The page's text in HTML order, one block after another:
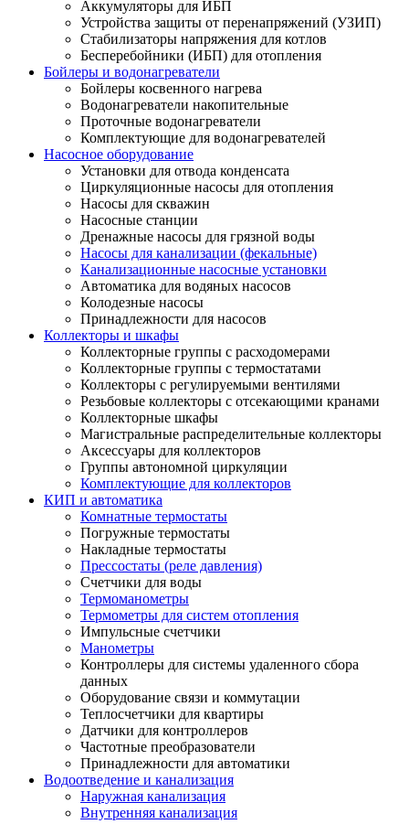
Аккумуляторы для ИБП
Устройства защиты от перенапряжений (УЗИП)
Стабилизаторы напряжения для котлов
Бесперебойники (ИБП) для отопления
Бойлеры и водонагреватели
Бойлеры косвенного нагрева
Водонагреватели накопительные
Проточные водонагреватели
Комплектующие для водонагревателей
Насосное оборудование
Установки для отвода конденсата
Циркуляционные насосы для отопления
Насосы для скважин
Насосные станции
Дренажные насосы для грязной воды
Насосы для канализации (фекальные)
Канализационные насосные установки
Автоматика для водяных насосов
Колодезные насосы
Принадлежности для насосов
Коллекторы и шкафы
Коллекторные группы с расходомерами
Коллекторные группы с термостатами
Коллекторы с регулируемыми вентилями
Резьбовые коллекторы с отсекающими кранами
Коллекторные шкафы
Магистральные распределительные коллекторы
Аксессуары для коллекторов
Группы автономной циркуляции
Комплектующие для коллекторов
КИП и автоматика
Комнатные термостаты
Погружные термостаты
Накладные термостаты
Прессостаты (реле давления)
Счетчики для воды
Термоманометры
Термометры для систем отопления
Импульсные счетчики
Манометры
Контроллеры для системы удаленного сбора
данных
Оборудование связи и коммутации
Теплосчетчики для квартиры
Датчики для контроллеров
Частотные преобразователи
Принадлежности для автоматики
Водоотведение и канализация
Наружная канализация
Внутренняя канализация